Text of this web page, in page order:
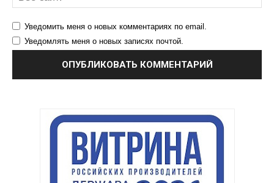
Уведомить меня о новых комментариях по email.
Уведомлять меня о новых записях почтой.